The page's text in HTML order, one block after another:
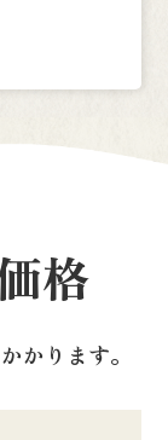
格
かります。